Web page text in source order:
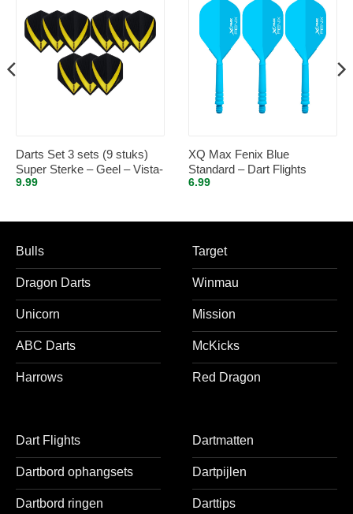
Darts Set 3 sets (9 stuks)
Super Sterke – Geel – Vista-
X – flights – darts flights
9.99
XQ Max Fenix Blue
Standard – Dart Flights
Inbetween
6.99
Bulls
Dragon Darts
Unicorn
ABC Darts
Harrows
Target
Winmau
Mission
McKicks
Red Dragon
Dart Flights
Dartbord ophangsets
Dartbord ringen
Dartmatten
Dartpijlen
Darttips